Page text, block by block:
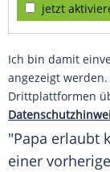
jetzt
Ich bin damit
angezeigt
Drittplattformen
"Papa erlaubt
einer